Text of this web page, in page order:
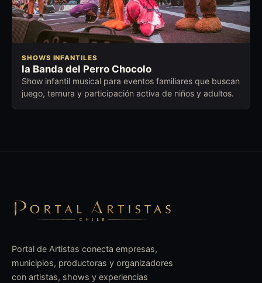
SHOWS INFANTILES
la Banda del Perro Chocolo
Show infantil musical para eventos familiares que buscan
juego, ternura y participación activa de niños y adultos.
Portal de Artistas conecta empresas,
municipios, productoras y organizadores
con artistas, shows y experiencias